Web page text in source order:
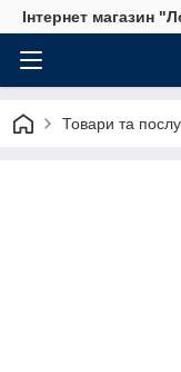
Інтернет магазин
Товари та